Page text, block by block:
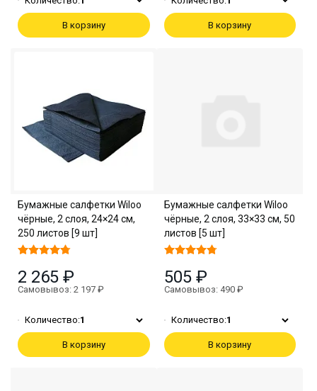
В корзину В корзину
Бумажные салфетки Wiloo
чёрные, 2 слоя, 24×24 см,
250 листов [9 шт]
2 265 ₽
Самовывоз: 2 197 ₽
Количество:1
В корзину
Бумажные салфетки Wiloo
чёрные, 2 слоя, 33×33 см, 50
листов [5 шт]
505 ₽
Самовывоз: 490 ₽
Количество:1
В корзину